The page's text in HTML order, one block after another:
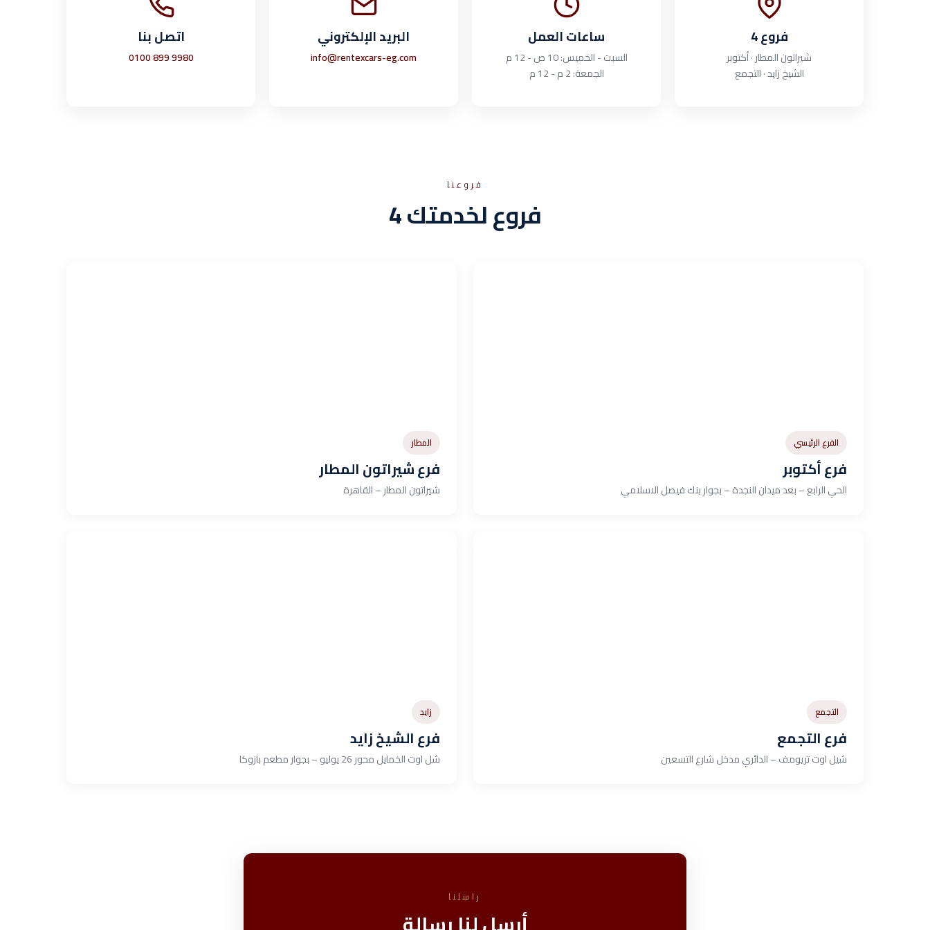
اتصل بنا
0100 899 9980
البريد الإلكتروني
info@rentexcars-eg.com
ساعات العمل
السبت - الخميس: 10 ص - 12 م
الجمعة: 2 م - 12 م
4 فروع
شيراتون المطار · أكتوبر
الشيخ زايد · التجمع
فروعنا
4 فروع لخدمتك
المطار
فرع شيراتون المطار
شيراتون المطار – القاهرة
الفرع الرئيسي
فرع أكتوبر
الحي الرابع – بعد ميدان النجدة – بجوار بنك فيصل الاسلامي
زايد
فرع الشيخ زايد
شل اوت الخمايل محور 26 يوليو – بجوار مطعم بازوكا
التجمع
فرع التجمع
شيل اوت تريومف – الدائري مدخل شارع التسعين
راسلنا
مرحباً بعودتك!